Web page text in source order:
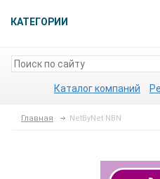
КАТЕГОРИИ
Каталог компаний
Главная NetByNet NBN